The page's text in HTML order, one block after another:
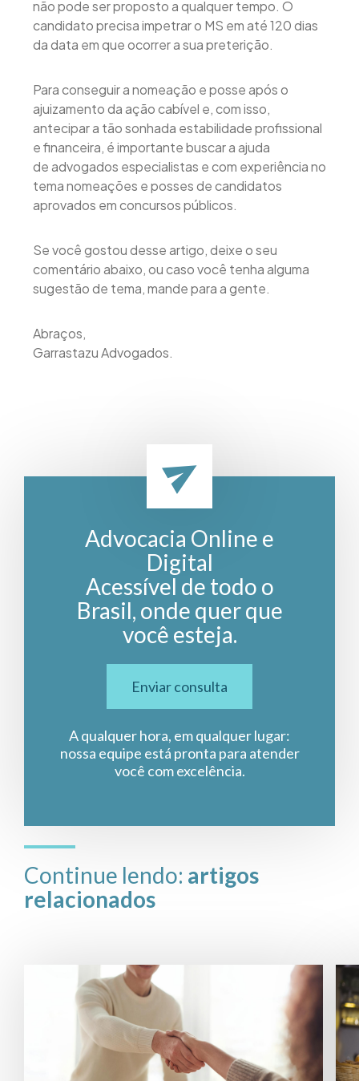
não pode ser proposto a qualquer tempo. O
candidato precisa impetrar o MS em até 120 dias
da data em que ocorrer a sua preterição.
Para conseguir a nomeação e posse após o
ajuizamento da ação cabível e, com isso,
antecipar a tão sonhada estabilidade profissional
e financeira, é importante buscar a ajuda
de advogados especialistas e com experiência no
tema nomeações e posses de candidatos
aprovados em concursos públicos.
Se você gostou desse artigo, deixe o seu
comentário abaixo, ou caso você tenha alguma
sugestão de tema, mande para a gente.
Abraços,
Garrastazu Advogados.
Advocacia Online e
Digital
Acessível de todo o
Brasil, onde quer que
você esteja.
Enviar consulta
A qualquer hora, em qualquer lugar:
nossa equipe está pronta para atender
você com excelência.
Continue lendo: artigos
relacionados